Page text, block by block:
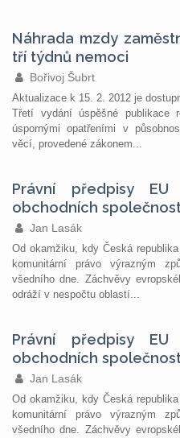
Náhrada mzdy
tří týdnů nemoci
Bořivoj Šubrt
Aktualizace k 15. 2. 2012 je
Třetí vydání úspěšné publikace
úspornými opatřeními v
věcí, provedené zákonem...
Právní předpisy
obchodních
Jan Lasák
Od okamžiku, kdy Česká
komunitární právo výrazným
všedního dne. Záchvěvy
odráží v nespočtu oblastí...
Právní předpisy
obchodních
Jan Lasák
Od okamžiku, kdy Česká
komunitární právo výrazným
všedního dne. Záchvěvy